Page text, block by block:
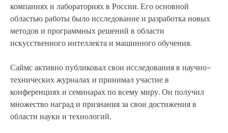
компаниях и лабораториях в России. Его основной
областью работы было исследование и разработка новых
методов и программных решений в области
искусственного интеллекта и машинного обучения.
Саймс активно публиковал свои исследования в научно-
технических журналах и принимал участие в
конференциях и семинарах по всему миру. Он получил
множество наград и признания за свои достижения в
области науки и технологий.